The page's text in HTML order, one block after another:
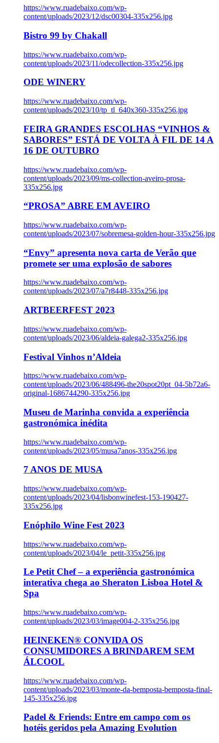
https://www.ruadebaixo.com/wp-
content/uploads/2023/12/dsc00304-335x256.jpg
Bistro 99 by Chakall
https://www.ruadebaixo.com/wp-
content/uploads/2023/11/odecollection-335x256.jpg
ODE WINERY
https://www.ruadebaixo.com/wp-
content/uploads/2023/10/tp_tl_640x360-335x256.jpg
FEIRA GRANDES ESCOLHAS “VINHOS &
SABORES” ESTÁ DE VOLTA À FIL DE 14 A
16 DE OUTUBRO
https://www.ruadebaixo.com/wp-
content/uploads/2023/09/ms-collection-aveiro-prosa-
335x256.jpg
“PROSA” ABRE EM AVEIRO
https://www.ruadebaixo.com/wp-
content/uploads/2023/07/sobremesa-golden-hour-335x256.jpg
“Envy” apresenta nova carta de Verão que
promete ser uma explosão de sabores
https://www.ruadebaixo.com/wp-
content/uploads/2023/07/a7r8448-335x256.jpg
ARTBEERFEST 2023
https://www.ruadebaixo.com/wp-
content/uploads/2023/06/aldeia-galega2-335x256.jpg
Festival Vinhos n’Aldeia
https://www.ruadebaixo.com/wp-
content/uploads/2023/06/488496-the20spot20pt_04-5b72a6-
original-1686744290-335x256.jpg
Museu de Marinha convida a experiência
gastronómica inédita
https://www.ruadebaixo.com/wp-
content/uploads/2023/05/musa7anos-335x256.jpg
7 ANOS DE MUSA
https://www.ruadebaixo.com/wp-
content/uploads/2023/04/lisbonwinefest-153-190427-
335x256.jpg
Enóphilo Wine Fest 2023
https://www.ruadebaixo.com/wp-
content/uploads/2023/04/le_petit-335x256.jpg
Le Petit Chef – a experiência gastronómica
interativa chega ao Sheraton Lisboa Hotel &
Spa
https://www.ruadebaixo.com/wp-
content/uploads/2023/03/image004-2-335x256.jpg
HEINEKEN® CONVIDA OS
CONSUMIDORES A BRINDAREM SEM
ÁLCOOL
https://www.ruadebaixo.com/wp-
content/uploads/2023/03/monte-da-bemposta-bemposta-final-
145-335x256.jpg
Padel & Friends: Entre em campo com os
hotéis geridos pela Amazing Evolution